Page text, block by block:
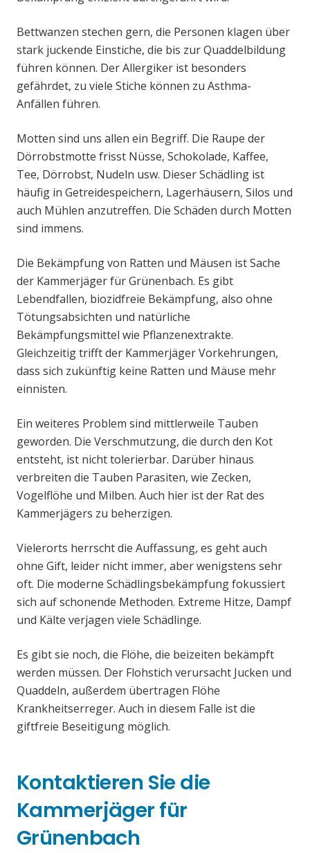
Bettwanzen stechen gern, die Personen klagen über
stark juckende Einstiche, die bis zur Quaddelbildung
führen können. Der Allergiker ist besonders
gefährdet, zu viele Stiche können zu Asthma-
Anfällen führen.
Motten sind uns allen ein Begriff. Die Raupe der
Dörrobstmotte frisst Nüsse, Schokolade, Kaffee,
Tee, Dörrobst, Nudeln usw. Dieser Schädling ist
häufig in Getreidespeichern, Lagerhäusern, Silos und
auch Mühlen anzutreffen. Die Schäden durch Motten
sind immens.
Die Bekämpfung von Ratten und Mäusen ist Sache
der Kammerjäger für Grünenbach. Es gibt
Lebendfallen, biozidfreie Bekämpfung, also ohne
Tötungsabsichten und natürliche
Bekämpfungsmittel wie Pflanzenextrakte.
Gleichzeitig trifft der Kammerjäger Vorkehrungen,
dass sich zukünftig keine Ratten und Mäuse mehr
einnisten.
Ein weiteres Problem sind mittlerweile Tauben
geworden. Die Verschmutzung, die durch den Kot
entsteht, ist nicht tolerierbar. Darüber hinaus
verbreiten die Tauben Parasiten, wie Zecken,
Vogelflöhe und Milben. Auch hier ist der Rat des
Kammerjägers zu beherzigen.
Vielerorts herrscht die Auffassung, es geht auch
ohne Gift, leider nicht immer, aber wenigstens sehr
oft. Die moderne Schädlingsbekämpfung fokussiert
sich auf schonende Methoden. Extreme Hitze, Dampf
und Kälte verjagen viele Schädlinge.
Es gibt sie noch, die Flöhe, die beizeiten bekämpft
werden müssen. Der Flohstich verursacht Jucken und
Quaddeln, außerdem übertragen Flöhe
Krankheitserreger. Auch in diesem Falle ist die
giftfreie Beseitigung möglich.
Kontaktieren Sie die
Kammerjäger für
Grünenbach